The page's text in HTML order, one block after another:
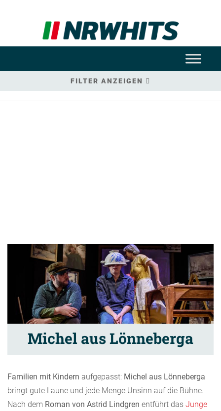
FILTER ANZEIGEN
Michel aus Lönneberga
Familien mit Kindern aufgepasst: Michel aus Lönneberga
bringt gute Laune und jede Menge Unsinn auf die Bühne.
Nach dem Roman von Astrid Lindgren entführt das Junge